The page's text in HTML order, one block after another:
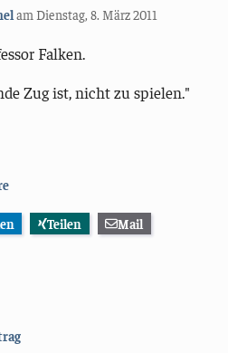
amDienstag, 8. März 2011
Falken.
Zug ist, nicht zu spielen."
Teilen
Mail